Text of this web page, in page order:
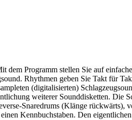
Programm stellen Sie auf
Rhythmen geben Sie Takt für
(digitalisierten)
weiterer Sounddisketten. Die
Snaredrums (Klänge rückwärts),
Kennbuchstaben. Den